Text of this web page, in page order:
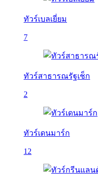
ทัวร์เบลเยี่ยม
7
ทัวร์สาธารณรัฐเช็ก
2
ทัวร์เดนมาร์ก
12